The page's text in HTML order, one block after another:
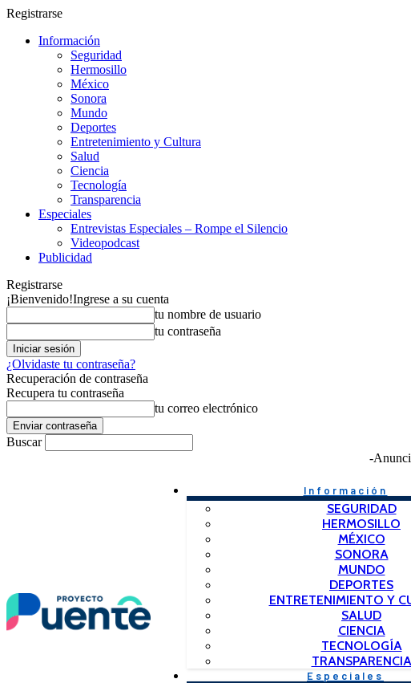
Registrarse
Información
Seguridad
Hermosillo
México
Sonora
Mundo
Deportes
Entretenimiento y Cultura
Salud
Ciencia
Tecnología
Transparencia
Especiales
Entrevistas Especiales – Rompe el Silencio
Videopodcast
Publicidad
Registrarse
¡Bienvenido!Ingrese a su cuenta
tu nombre de usuario
tu contraseña
¿Olvidaste tu contraseña?
Recuperación de contraseña
Recupera tu contraseña
tu correo electrónico
Buscar
-
Información
SEGURIDAD
HERMOSILLO
MÉXICO
SONORA
MUNDO
DEPORTES
ENTRETENIMIENTO Y
SALUD
CIENCIA
TECNOLOGÍA
TRANSPARENCIA
Especiales